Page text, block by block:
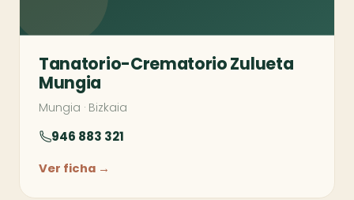
Tanatorio-Crematorio Zulueta
Mungia
Mungia · Bizkaia
946 883 321
Ver ficha →